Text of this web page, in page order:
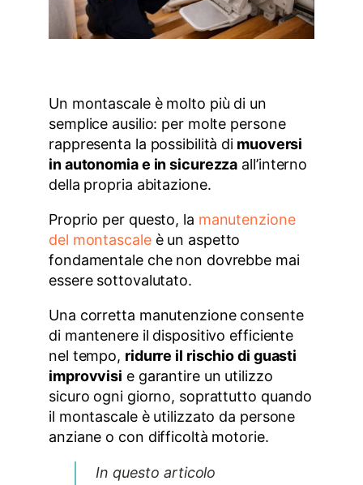
Un montascale è molto più di un
semplice ausilio: per molte persone
rappresenta la possibilità di muoversi
in autonomia e in sicurezza all’interno
della propria abitazione.
Proprio per questo, la manutenzione
del montascaleè un aspetto
fondamentale che non dovrebbe mai
essere sottovalutato.
Una corretta manutenzione consente
di mantenere il dispositivo efficiente
nel tempo, ridurre il rischio di guasti
improvvisi e garantire un utilizzo
sicuro ogni giorno, soprattutto quando
il montascale è utilizzato da persone
anziane o con difficoltà motorie.
In questo articolo